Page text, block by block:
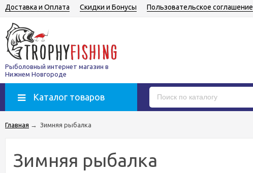
Доставка и Оплата Скидки и Бонусы Пользовательское соглашение
Рыболовный интернет магазин в
Нижнем Новгороде
Каталог товаров
Главная → Зимняя рыбалка
Зимняя рыбалка